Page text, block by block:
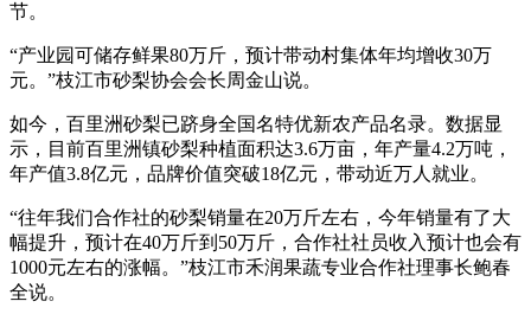
节。
“产业园可储存鲜果80万斤，预计带动村集体年均增收30万
元。”枝江市砂梨协会会长周金山说。
如今，百里洲砂梨已跻身全国名特优新农产品名录。数据显
示，目前百里洲镇砂梨种植面积达3.6万亩，年产量4.2万吨，
年产值3.8亿元，品牌价值突破18亿元，带动近万人就业。
“往年我们合作社的砂梨销量在20万斤左右，今年销量有了大
幅提升，预计在40万斤到50万斤，合作社社员收入预计也会有
1000元左右的涨幅。”枝江市禾润果蔬专业合作社理事长鲍春
全说。